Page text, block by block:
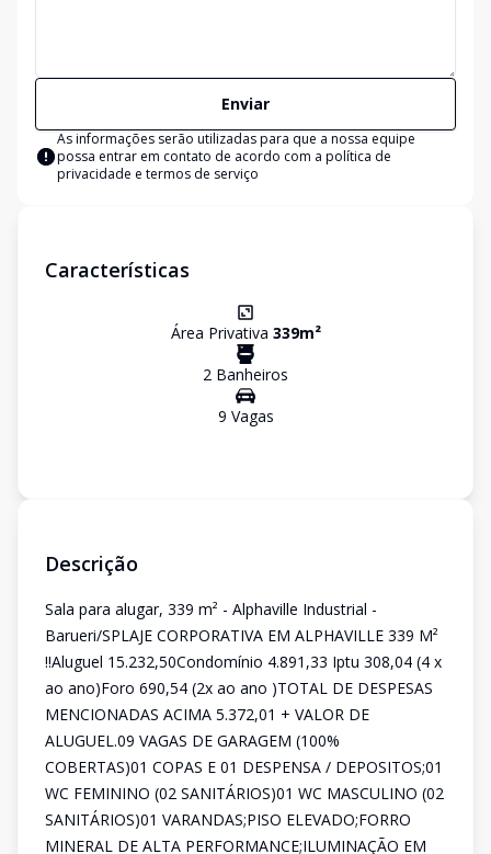
Enviar
As informações serão utilizadas para que a nossa equipe
possa entrar em contato de acordo com a política de
privacidade e termos de serviço
Características
Área Privativa 339m²
2 Banheiros
9 Vagas
Descrição
Sala para alugar, 339 m² - Alphaville Industrial -
Barueri/SPLAJE CORPORATIVA EM ALPHAVILLE 339 M²
!!Aluguel 15.232,50Condomínio 4.891,33 Iptu 308,04 (4 x
ao ano)Foro 690,54 (2x ao ano )TOTAL DE DESPESAS
MENCIONADAS ACIMA 5.372,01 + VALOR DE
ALUGUEL.09 VAGAS DE GARAGEM (100%
COBERTAS)01 COPAS E 01 DESPENSA / DEPOSITOS;01
WC FEMININO (02 SANITÁRIOS)01 WC MASCULINO (02
SANITÁRIOS)01 VARANDAS;PISO ELEVADO;FORRO
MINERAL DE ALTA PERFORMANCE;ILUMINAÇÃO EM